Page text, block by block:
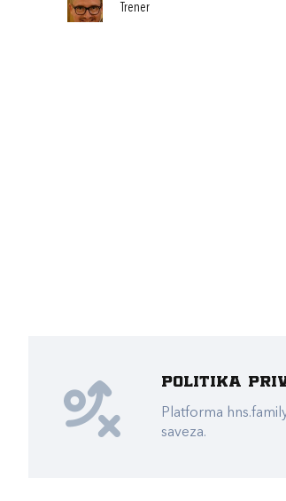
Trener
Politika
Platforma
saveza.